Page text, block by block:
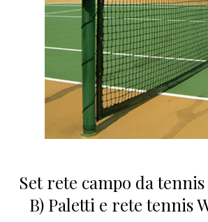
Set rete campo da
B) Paletti e rete tennis